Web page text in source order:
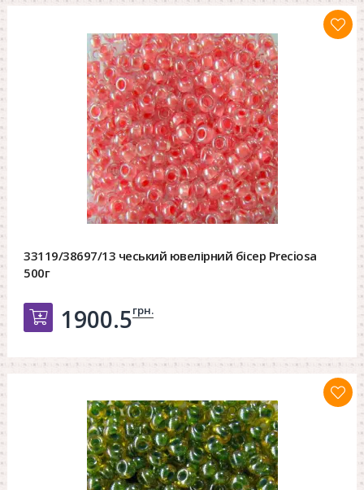
33119/38697/13 чеський ювелірний бісер Preciosa
500г
Добавить в корзину
1900.5грн.